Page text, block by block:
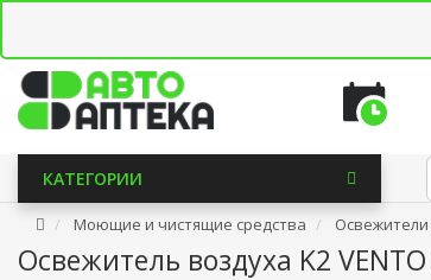
КАТЕГОРИИ
Моющие и чистящие средства
Освежитель воздуха K2